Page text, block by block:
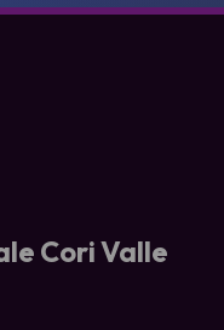
Cori Valle